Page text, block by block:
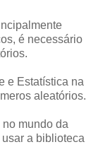
é necessário
e Estatística na
aleatórios.
mundo da
a biblioteca